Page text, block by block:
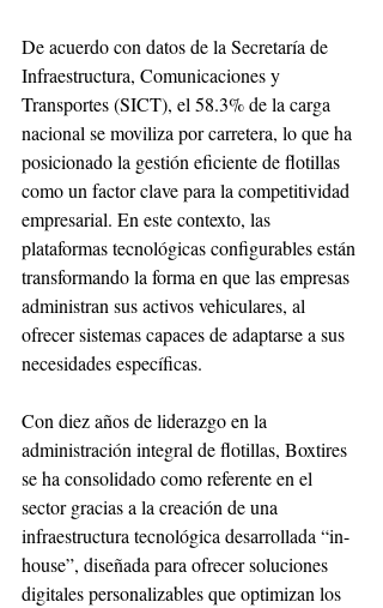
De acuerdo con datos de la Secretaría de
Infraestructura, Comunicaciones y
Transportes (SICT), el 58.3% de la carga
nacional se moviliza por carretera, lo que ha
posicionado la gestión eficiente de flotillas
como un factor clave para la competitividad
empresarial. En este contexto, las
plataformas tecnológicas configurables están
transformando la forma en que las empresas
administran sus activos vehiculares, al
ofrecer sistemas capaces de adaptarse a sus
necesidades específicas.
Con diez años de liderazgo en la
administración integral de flotillas, Boxtires
se ha consolidado como referente en el
sector gracias a la creación de una
infraestructura tecnológica desarrollada “in-
house”, diseñada para ofrecer soluciones
digitales personalizables que optimizan los